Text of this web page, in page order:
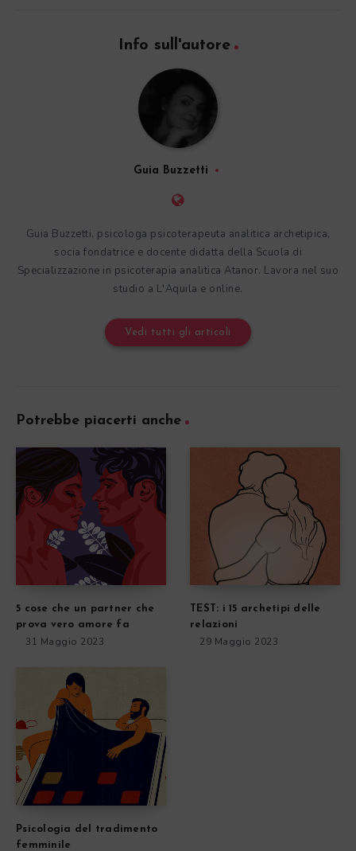
Info sull'autore
Guia Buzzetti
Guia Buzzetti, psicologa psicoterapeuta analitica archetipica,
socia fondatrice e docente didatta della Scuola di
Specializzazione in psicoterapia analitica Atanor. Lavora nel suo
studio a L'Aquila e online.
Vedi tutti gli articoli
Potrebbe piacerti anche
5 cose che un partner che
prova vero amore fa
31 Maggio 2023
TEST: i 15 archetipi delle
relazioni
29 Maggio 2023
Psicologia del tradimento
femminile